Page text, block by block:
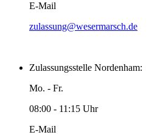
E-Mail
zulassung@wesermarsch.de
Zulassungsstelle Nordenham:
Mo. - Fr.
08:00 - 11:15 Uhr
E-Mail